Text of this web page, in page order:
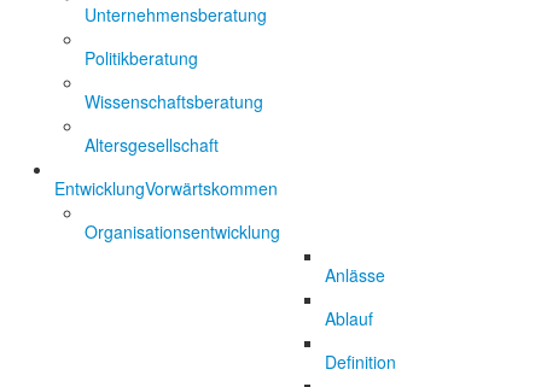
Unternehmensberatung
Politikberatung
Wissenschaftsberatung
Altersgesellschaft
EntwicklungVorwärtskommen
Organisationsentwicklung
Anlässe
Ablauf
Definition